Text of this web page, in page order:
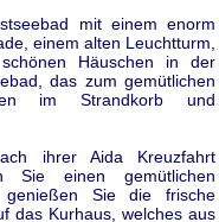
mit einem enorm
einem alten Leuchtturm,
Häuschen in der
das zum gemütlichen
im Strandkorb und
ihrer Aida Kreuzfahrt
Sie einen gemütlichen
genießen Sie die frische
das Kurhaus, welches aus